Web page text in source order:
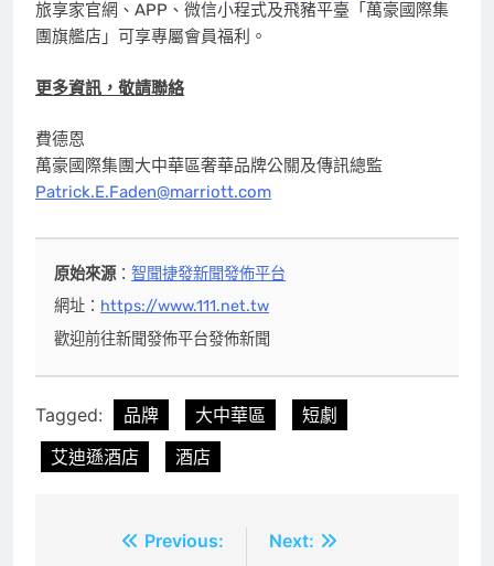
旅享家官網、APP、微信小程式及飛豬平臺「萬豪國際集
團旗艦店」可享專屬會員福利。
更多資訊，敬請聯絡
費德恩
萬豪國際集團大中華區奢華品牌公關及傳訊總監
Patrick.E.Faden@marriott.com
原始來源：智聞捷發新聞發佈平台
網址： https://www.111.net.tw
歡迎前往新聞發佈平台發佈新聞
Tagged: 品牌 大中華區
短劇
艾迪遜酒店
酒店
Previous:
Next: